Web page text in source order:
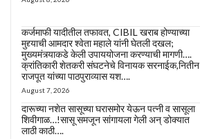
कर्जमाफी यादीतील तफावत, CIBIL खराब होण्याच्या
मुद्द्याची आमदार श्वेता महाले यांनी घेतली दखल;
मुख्यमंत्र्याकडे केली उपाययोजना करण्याची मागणी….
क्रांतिकारी शेतकरी संघटनेचे विनायक सरनाईक,नितीन
राजपूत यांच्या पाठपुराव्यास यश….
August 7, 2026
दारूच्या नशेत सासूच्या घरासमोर येऊन पत्नी व सासूला
शिवीगाळ…!सासू समजून सांगायला गेली अन् डोक्यात
लाठी काठी….